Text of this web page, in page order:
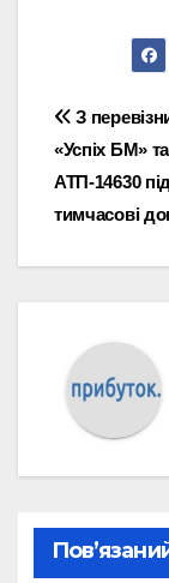
З
«Успіх БМ»
АТП-14630
тимчасові